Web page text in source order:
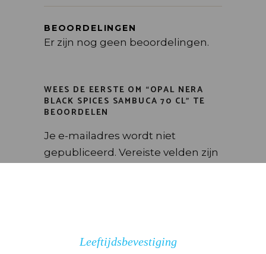
Leeftijdsbevestiging
BEOORDELINGEN
Er zijn nog geen beoordelingen.
WEES DE EERSTE OM “OPAL NERA
BLACK SPICES SAMBUCA 70 CL” TE
BEOORDELEN
Je e-mailadres wordt niet
gepubliceerd. Vereiste velden zijn